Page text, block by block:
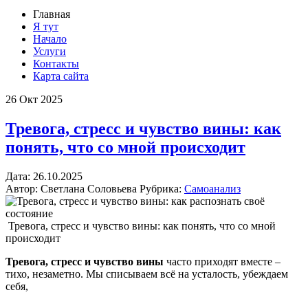
Главная
Я тут
Начало
Услуги
Контакты
Карта сайта
26 Окт 2025
Тревога, стресс и чувство вины: как
понять, что со мной происходит
Дата: 26.10.2025
Автор: Светлана Соловьева Рубрика: Самоанализ
Тревога, стресс и чувство вины: как понять, что со мной
происходит
Тревога, стресс и чувство вины часто приходят вместе –
тихо, незаметно. Мы списываем всё на усталость, убеждаем
себя,